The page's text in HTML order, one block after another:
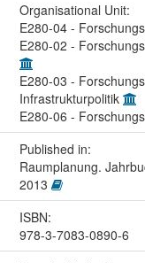
Organisational Unit:
E280-04 -
E280-02 -
E280-03 -
Infrastrukturpolitik
E280-06 -
Published in:
Raumplanung.
2013
ISBN:
978-3-7083-0890-6